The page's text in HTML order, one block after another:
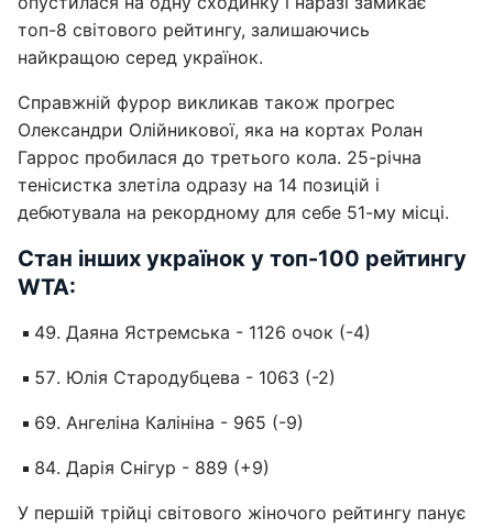
топ-8 світового рейтингу, залишаючись
найкращою серед українок.
Справжній фурор викликав також прогрес
Олександри Олійникової, яка на кортах Ролан
Гаррос пробилася до третього кола. 25-річна
тенісистка злетіла одразу на 14 позицій і
дебютувала на рекордному для себе 51-му місці.
Стан інших українок у топ-100 рейтингу
WTA:
Даяна Ястремська - 1126 очок (-4)
Юлія Стародубцева - 1063 (-2)
Ангеліна Калініна - 965 (-9)
Дарія Снігур - 889 (+9)
У першій трійці світового жіночого рейтингу панує